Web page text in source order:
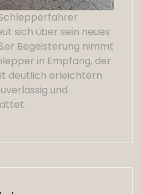
sich über sein neues
Begeisterung nimmt
in Empfang, der
deutlich erleichtern
und